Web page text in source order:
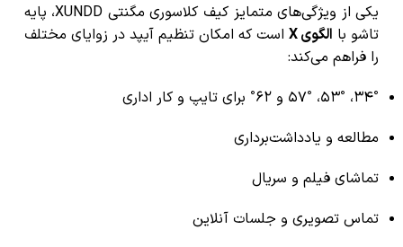
یکی از ویژگی‌های متمایز کیف کلاسوری مگنتی XUNDD، پایه
تاشو با الگوی X است که امکان تنظیم آیپد در زوایای مختلف
را فراهم می‌کند:
۳۴°، ۵۳°، ۵۷° و ۶۲° برای تایپ و کار اداری
مطالعه و یادداشت‌برداری
تماشای فیلم و سریال
تماس تصویری و جلسات آنلاین